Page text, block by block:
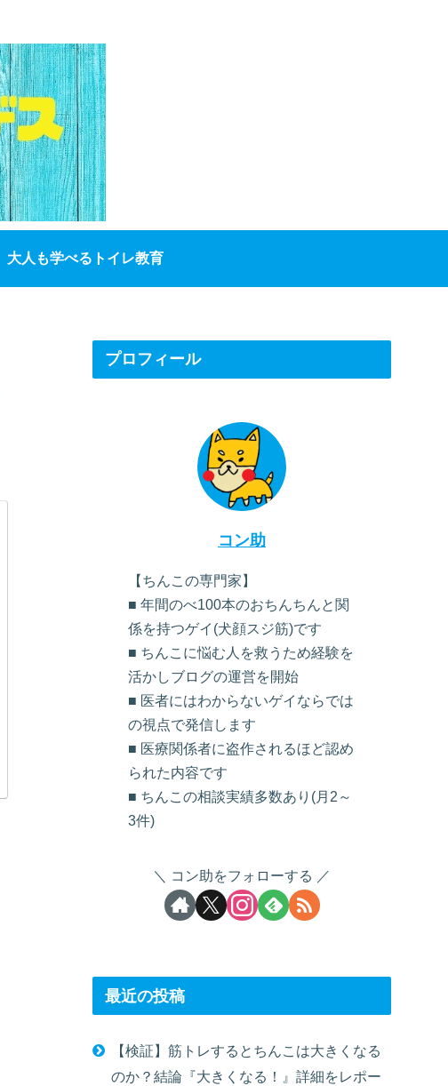
大人も学べるトイレ教育
プロフィール
コン助
【ちんこの専門家】
■ 年間のべ100本のおちんちんと関
係を持つゲイ(犬顔スジ筋)です
■ ちんこに悩む人を救うため経験を
活かしブログの運営を開始
■ 医者にはわからないゲイならでは
の視点で発信します
■ 医療関係者に盗作されるほど認め
られた内容です
■ ちんこの相談実績多数あり(月2～
3件)
コン助をフォローする
最近の投稿
【検証】筋トレするとちんこは大きくなる
のか？結論『大きくなる！』詳細をレポー